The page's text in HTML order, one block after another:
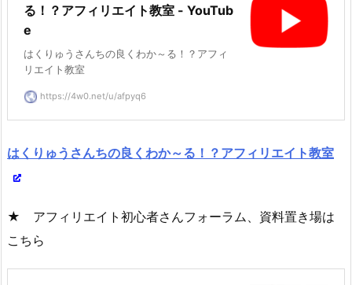
る！？アフィリエイト教室 - YouTub
e
はくりゅうさんちの良くわか～る！？アフィ
リエイト教室
https://4w0.net/u/afpyq6
はくりゅうさんちの良くわか～る！？アフィリエイト教室
★ アフィリエイト初心者さんフォーラム、資料置き場は
こちら